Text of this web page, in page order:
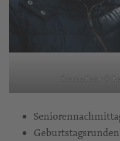
Freude Foto: ©